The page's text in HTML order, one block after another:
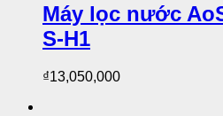
Máy lọc nước
S-H1
₫13,050,000